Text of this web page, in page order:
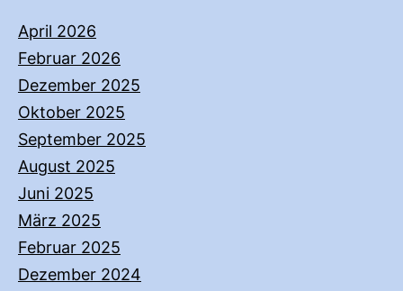
April 2026
Februar 2026
Dezember 2025
Oktober 2025
September 2025
August 2025
Juni 2025
März 2025
Februar 2025
Dezember 2024